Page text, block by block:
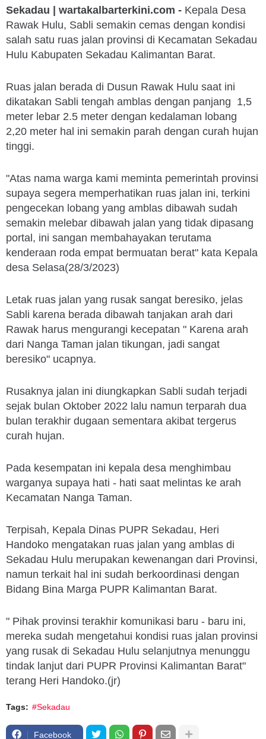
Sekadau | wartakalbarterkini.com - Kepala Desa
Rawak Hulu, Sabli semakin cemas dengan kondisi
salah satu ruas jalan provinsi di Kecamatan Sekadau
Hulu Kabupaten Sekadau Kalimantan Barat.
Ruas jalan berada di Dusun Rawak Hulu saat ini
dikatakan Sabli tengah amblas dengan panjang 1,5
meter lebar 2.5 meter dengan kedalaman lobang
2,20 meter hal ini semakin parah dengan curah hujan
tinggi.
"Atas nama warga kami meminta pemerintah provinsi
supaya segera memperhatikan ruas jalan ini, terkini
pengecekan lobang yang amblas dibawah sudah
semakin melebar dibawah jalan yang tidak dipasang
portal, ini sangan membahayakan terutama
kenderaan roda empat bermuatan berat" kata Kepala
desa Selasa(28/3/2023)
Letak ruas jalan yang rusak sangat beresiko, jelas
Sabli karena berada dibawah tanjakan arah dari
Rawak harus mengurangi kecepatan " Karena arah
dari Nanga Taman jalan tikungan, jadi sangat
beresiko" ucapnya.
Rusaknya jalan ini diungkapkan Sabli sudah terjadi
sejak bulan Oktober 2022 lalu namun terparah dua
bulan terakhir dugaan sementara akibat tergerus
curah hujan.
Pada kesempatan ini kepala desa menghimbau
warganya supaya hati - hati saat melintas ke arah
Kecamatan Nanga Taman.
Terpisah, Kepala Dinas PUPR Sekadau, Heri
Handoko mengatakan ruas jalan yang amblas di
Sekadau Hulu merupakan kewenangan dari Provinsi,
namun terkait hal ini sudah berkoordinasi dengan
Bidang Bina Marga PUPR Kalimantan Barat.
" Pihak provinsi terakhir komunikasi baru - baru ini,
mereka sudah mengetahui kondisi ruas jalan provinsi
yang rusak di Sekadau Hulu selanjutnya menunggu
tindak lanjut dari PUPR Provinsi Kalimantan Barat"
terang Heri Handoko.(jr)
Tags: #Sekadau
Facebook